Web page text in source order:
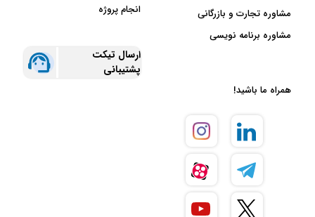
مشاوره تجارت و بازرگانی
مشاوره برنامه نویسی
انجام پروژه
ارسال تیکت
پشتیبانی
همراه ما باشید!